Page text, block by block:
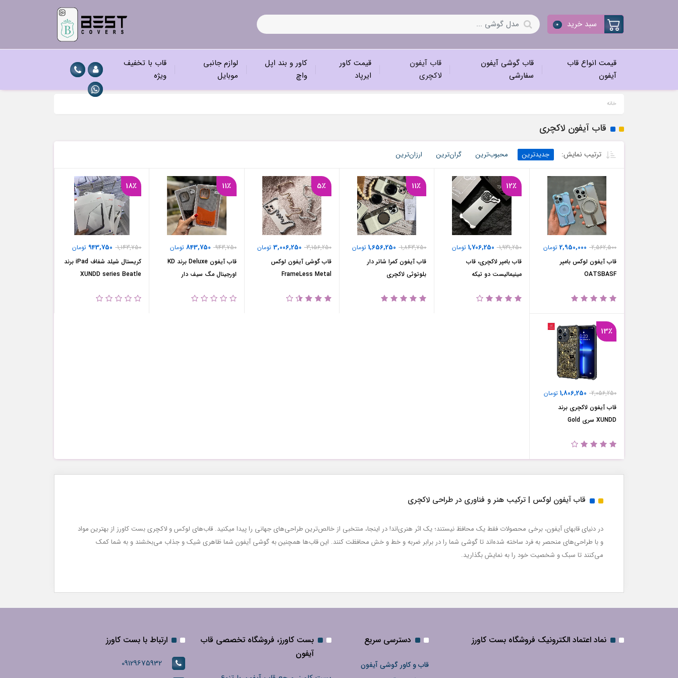
سبد خرید 0
قیمت انواع قاب
آیفون
قاب گوشی آیفون
سفارشی
قاب آیفون
لاکچری
قیمت کاور
ایرپاد
کاور و بند اپل
واچ
لوازم جانبی
موبایل
قاب با تخفیف
ویژه
خانه
قاب آیفون لاکچری
ترتیب نمایش: جدیدترین محبوب‌ترین گران‌ترین ارزان‌ترین
2,562,500
2,950,000 تومان
قاب آیفون لوکس بامپر
OATSBASF
12٪
1,931,250
1,706,250 تومان
قاب بامپر لاکچری، قاب
مینیمالیست دو تیکه
11٪
1,843,750
1,656,250تومان
قاب آیفون کمرا شاتر دار
بلوتوثی لاکچری
5٪
3,156,250
3,006,250تومان
قاب گوشی آیفون لوکس
FrameLess Metal
11٪
943,750
843,750 تومان
قاب آیفون Deluxe برند KD
اورجینال مگ سیف دار
18٪
1,143,750
943,750 تومان
کریستال شیلد شفاف iPad برند
XUNDD series Beatle
13٪
2,056,250
1,806,250 تومان
قاب آیفون لاکچری برند
XUNDD سری Gold
قاب آیفون لوکس | ترکیب هنر و فناوری در طراحی لاکچری
در دنیای قابهای آیفون، برخی محصولات فقط یک محافظ نیستند؛ یک اثر هنری‌اند! در اینجا، منتخبی از خالص‌ترین طراحی‌های جهانی را پیدا میکنید. قاب‌های لوکس و لاکچری بست کاورز از بهترین مواد
و با طراحی‌های منحصر به فرد ساخته شده‌اند تا گوشی شما را در برابر ضربه و خط و خش محافظت کنند. این قاب‌ها همچنین به گوشی آیفون شما ظاهری شیک و جذاب می‌بخشند و به شما کمک
می‌کنند تا سبک و شخصیت خود را به نمایش بگذارید.
نماد اعتماد الکترونیک فروشگاه بست کاورز دسترسی سریع
قاب و کاور گوشی آیفون
بست کاورز، فروشگاه تخصصی قاب
آیفون
ارتباط با بست کاورز
09129675932